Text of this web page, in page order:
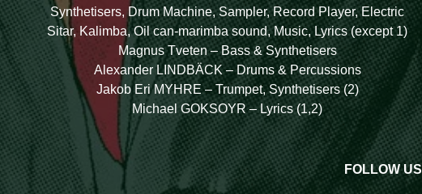
Synthetisers, Drum Machine, Sampler, Record Player, Electric
Sitar, Kalimba, Oil can-marimba sound, Music, Lyrics (except 1)
Magnus Tveten – Bass & Synthetisers
Alexander LINDBÄCK – Drums & Percussions
Jakob Eri MYHRE – Trumpet, Synthetisers (2)
Michael GOKSOYR – Lyrics (1,2)
FOLLOW US